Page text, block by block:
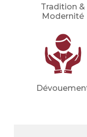
Votre
votre
etc.).
Tradition &
Modernité